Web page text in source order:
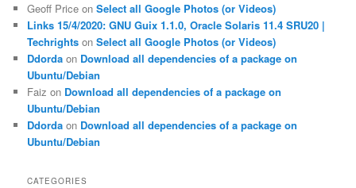
Geoff Price onSelect all Google Photos (or Videos)
Links 15/4/2020: GNU Guix 1.1.0, Oracle Solaris 11.4 SRU20 |
Techrights onSelect all Google Photos (or Videos)
Ddorda on Download all dependencies of a package on
Ubuntu/Debian
Faiz on Download all dependencies of a package on
Ubuntu/Debian
Ddorda on Download all dependencies of a package on
Ubuntu/Debian
CATEGORIES